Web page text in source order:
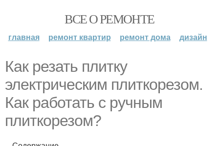
ВСЕ О РЕМОНТЕ
главная ремонт квартир ремонт дома дизайн
Как резать плитку
электрическим плиткорезом.
Как работать с ручным
плиткорезом?